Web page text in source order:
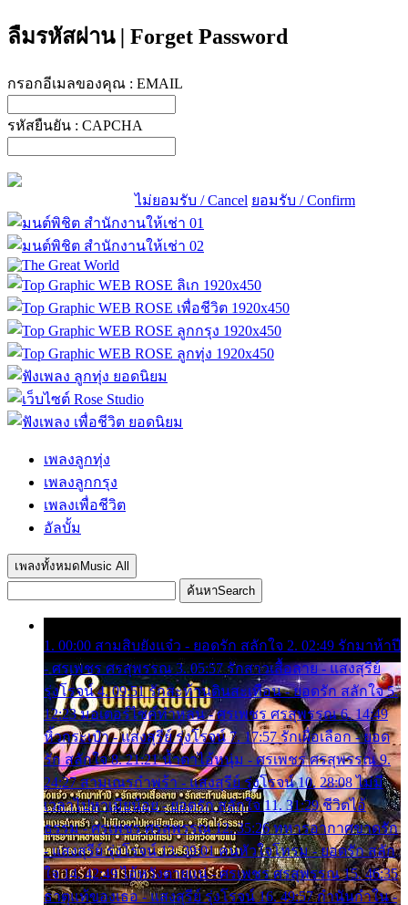
ลืมรหัสผ่าน | Forget Password
กรอกอีเมลของคุณ : EMAIL
รหัสยืนยัน : CAPCHA
ไม่ยอมรับ / Cancel ยอมรับ / Confirm
เพลงลูกทุ่ง
เพลงลูกกรุง
เพลงเพื่อชีวิต
อัลบั้ม
เพลงทั้งหมด Music All
ค้นหาSearch
1. 00:00 สามสิบยังแจ๋ว - ยอดรัก สลักใจ 2. 02:49 รักมาห้าปี
- ศรเพชร ศรสุพรรณ 3. 05:57 รักสาวเสื้อลาย - แสงสุรีย์
รุ่งโรจน์ 4. 09:51 รักสะท้านดินสะเทือน - ยอดรัก สลักใจ 5.
12:23 มอเตอร์ไซค์ทำหล่น - ศรเพชร ศรสุพรรณ 6. 14:49
หิ้วกระเป๋า - แสงสุรีย์ รุ่งโรจน์ 7. 17:57 รักเผื่อเลือก - ยอด
รัก สลักใจ 8. 21:21 น้ำตาไอ้หนุ่ม - ศรเพชร ศรสุพรรณ 9.
24:27 สามเณรกำพร้า - แสงสุรีย์ รุ่งโรจน์ 10. 28:08 ไม่มี
เวลาไปหาเมียน้อย - ยอดรัก สลักใจ 11. 31:29 ชีวิตไอ้
ธรรม - ศรเพชร ศรสุพรรณ 12. 35:26 ทหารอากาศขาดรัก
- แสงสุรีย์ รุ่งโรจน์ 13. 39:01 คนหัวใจโทรม - ยอดรัก สลัก
ใจ 14. 42:49 ไอ้หวังตายแน่ - ศรเพชร ศรสุพรรณ 15. 46:35
ธาตุแท้ของเธอ - แสงสุรีย์ รุ่งโรจน์ 16. 49:57 กำนันกำใน -